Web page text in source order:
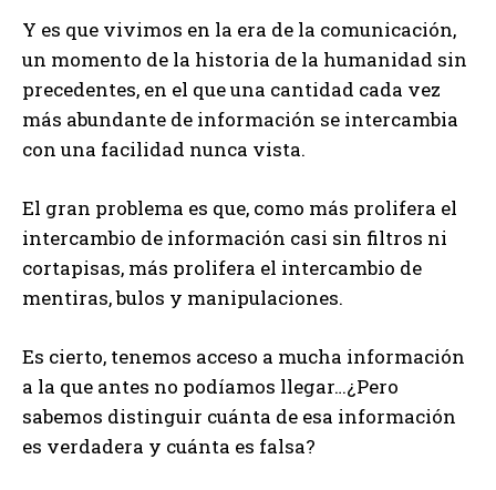
Y es que vivimos en la era de la comunicación,
un momento de la historia de la humanidad sin
precedentes, en el que una cantidad cada vez
más abundante de información se intercambia
con una facilidad nunca vista.
El gran problema es que, como más prolifera el
intercambio de información casi sin filtros ni
cortapisas, más prolifera el intercambio de
mentiras, bulos y manipulaciones.
Es cierto, tenemos acceso a mucha información
a la que antes no podíamos llegar…¿Pero
sabemos distinguir cuánta de esa información
es verdadera y cuánta es falsa?